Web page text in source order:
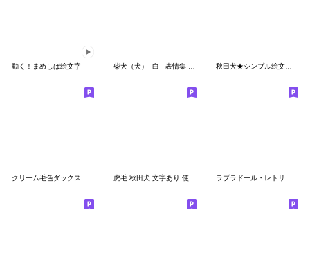
動く！まめしば絵文字 秋田犬★シンプル絵文字★by Alice
クリーム毛色ダックスのリアクション絵文字 虎毛 秋田犬 文字あり 使いやすい絵文字 ラブラドール・レトリバー（ブラック）